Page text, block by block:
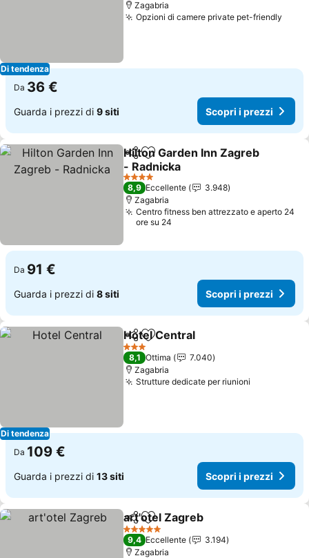
Di tendenza
Zagabria
Opzioni di camere private pet-friendly
Da 36 €
Guarda i prezzi di 9 siti Scopri i prezzi
CondividiAggiungi ai preferiti
Hilton Garden Inn Zagreb
- Radnicka
Scopri i prezzi
4 Stelle
8,9 Eccellente
3.948
Zagabria
Centro fitness ben attrezzato e aperto 24
ore su 24
Da 91 €
Guarda i prezzi di 8 siti Scopri i prezzi
Di tendenza
CondividiAggiungi ai preferiti
Hotel Central
3 Stelle
8,1 Ottima
7.040
Zagabria
Strutture dedicate per riunioni
Da 109 €
Guarda i prezzi di 13 siti Scopri i prezzi
CondividiAggiungi ai preferiti
art'otel Zagreb
5 Stelle
9,4 Eccellente
3.194
Zagabria